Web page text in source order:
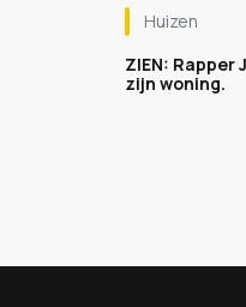
Huizen
ZIEN:
zijn woning.